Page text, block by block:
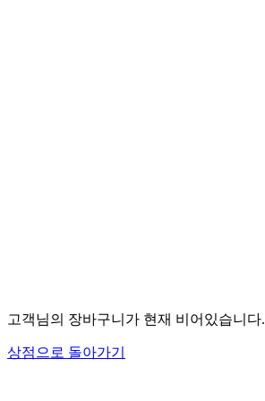
고객님의 장바구니가 현재 비어있습니다.
상점으로 돌아가기